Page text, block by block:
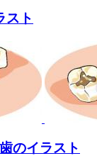
スト
のイラスト